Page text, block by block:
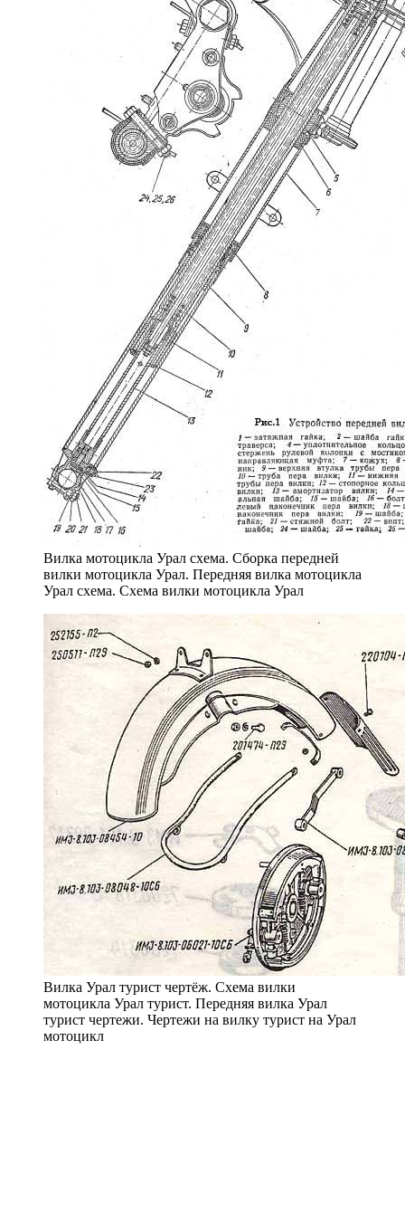
Вилка мотоцикла Урал схема. Сборка передней
вилки мотоцикла Урал. Передняя вилка мотоцикла
Урал схема. Схема вилки мотоцикла Урал
Вилка Урал турист чертёж. Схема вилки
мотоцикла Урал турист. Передняя вилка Урал
турист чертежи. Чертежи на вилку турист на Урал
мотоцикл